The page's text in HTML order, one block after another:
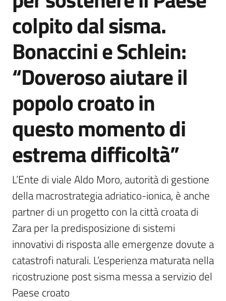
colpito dal sisma.
Bonaccini e Schlein:
“Doveroso aiutare il
popolo croato in
questo momento di
estrema difficoltà”
L’Ente di viale Aldo Moro, autorità di gestione
della macrostrategia adriatico-ionica, è anche
partner di un progetto con la città croata di
Zara per la predisposizione di sistemi
innovativi di risposta alle emergenze dovute a
catastrofi naturali. L’esperienza maturata nella
ricostruzione post sisma messa a servizio del
Paese croato